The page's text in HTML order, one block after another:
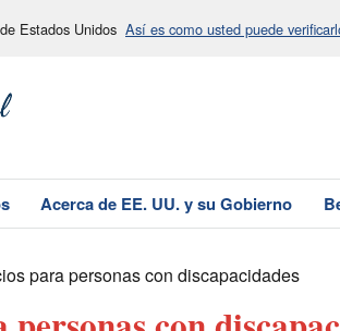
Estados Unidos Así es como usted puede
Acerca de EE. UU. y su Gobierno
para personas con discapacidades